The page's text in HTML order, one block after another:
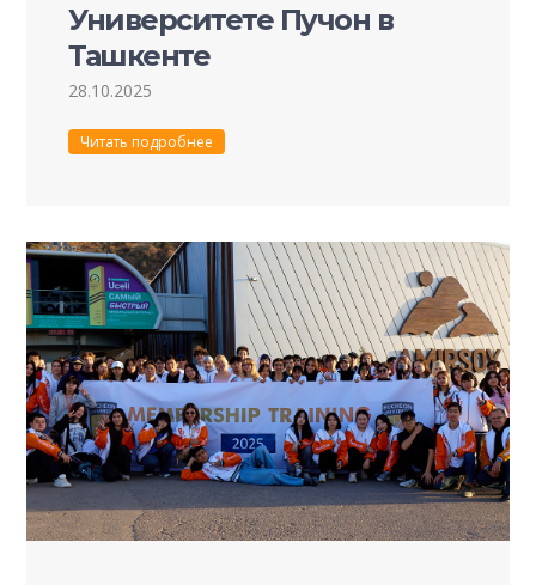
Университете Пучон в
Ташкенте
28.10.2025
Читать подробнее